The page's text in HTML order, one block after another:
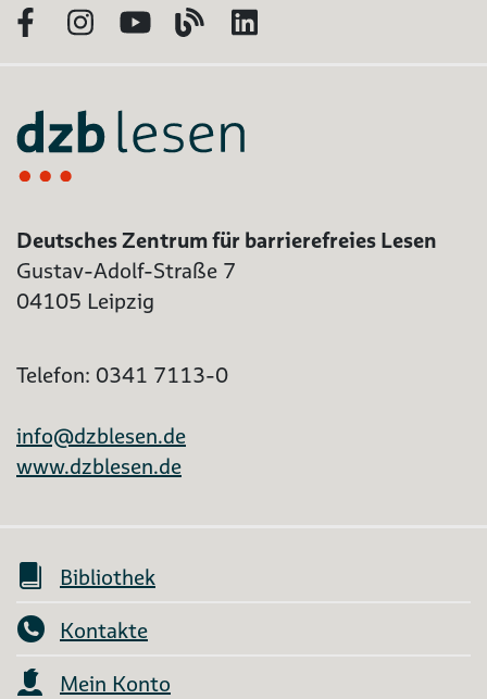
FacebookInstagram
YouTubeBlog
Deutsches Zentrum für barrierefreies Lesen
Gustav-Adolf-Straße 7
04105 Leipzig
Telefon: 0341 7113-0
info@dzblesen.de
www.dzblesen.de
Bibliothek
Kontakte
Mein Konto